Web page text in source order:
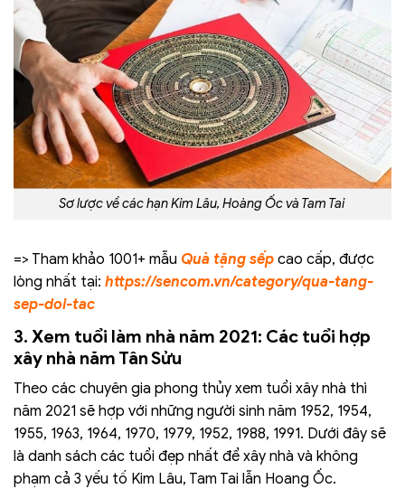
Sơ lược về các hạn Kim Lâu, Hoàng Ốc và Tam Tai
=> Tham khảo 1001+ mẫu Quà tặng sếp cao cấp, được
lòng nhất tại: https://sencom.vn/category/qua-tang-
sep-doi-tac
3. Xem tuổi làm nhà năm 2021: Các tuổi hợp
xây nhà năm Tân Sửu
Theo các chuyên gia phong thủy xem tuổi xây nhà thì
năm 2021 sẽ hợp với những người sinh năm 1952, 1954,
1955, 1963, 1964, 1970, 1979, 1952, 1988, 1991. Dưới đây sẽ
là danh sách các tuổi đẹp nhất để xây nhà và không
phạm cả 3 yếu tố Kim Lâu, Tam Tai lẫn Hoang Ốc.